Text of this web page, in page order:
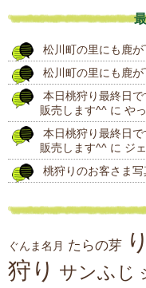
投
稿
松川町の里にも鹿が
松川町の里にも鹿が
本日桃狩り最終日
販売します^^ に や
本日桃狩り最終日
販売します^^ に ジ
桃狩りのお客さま写
ぐんま名月 たらの芽
狩り サンふじ